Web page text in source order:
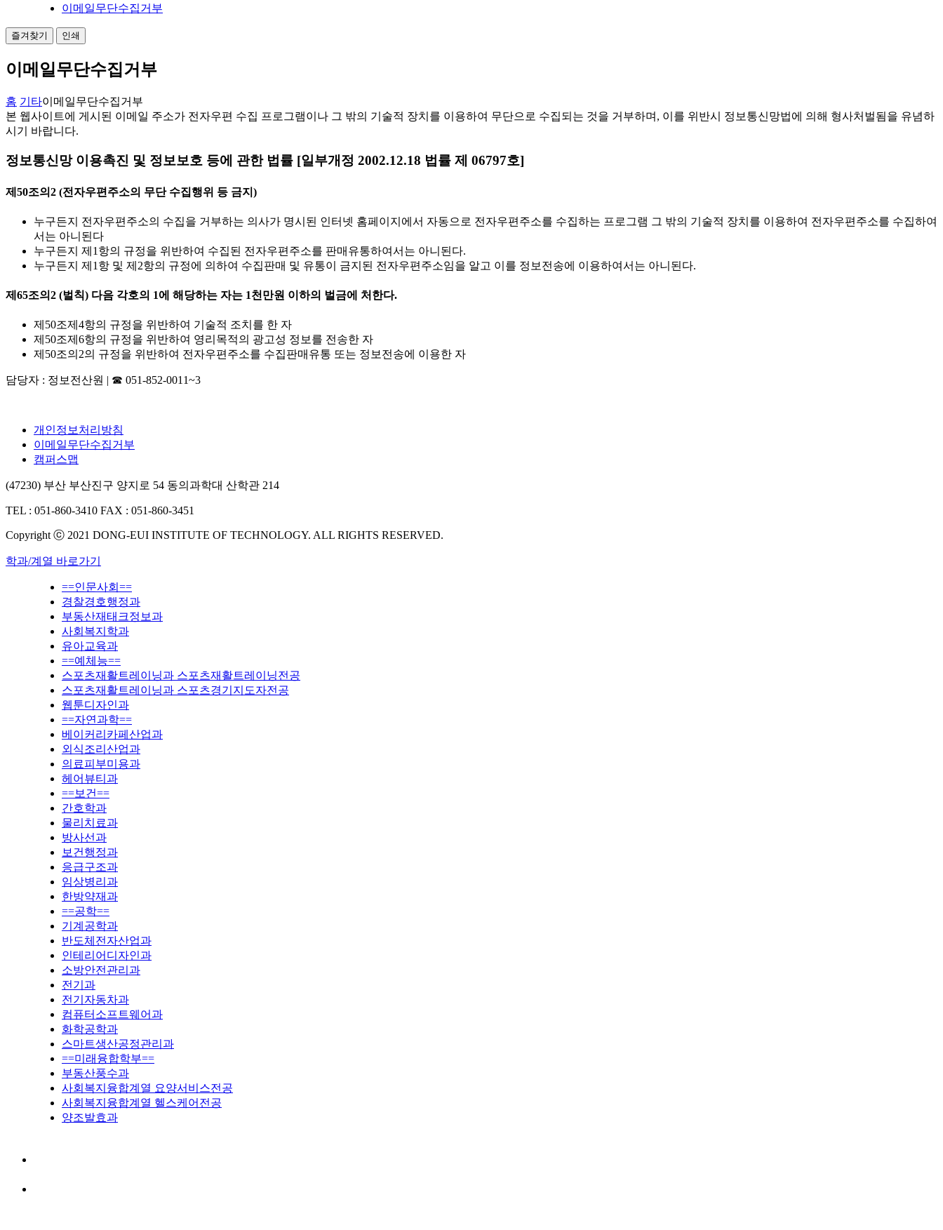
이메일무단수집거부
즐겨찾기 인쇄
이메일무단수집거부
홈 기타이메일무단수집거부
본 웹사이트에 게시된 이메일 주소가 전자우편 수집 프로그램이나 그 밖의 기술적 장치를 이용하여 무단으로 수집되는 것을 거부하며, 이를 위반시 정보통신망법에 의해 형사처벌됨을 유념하
시기 바랍니다.
정보통신망 이용촉진 및 정보보호 등에 관한 법률 [일부개정 2002.12.18 법률 제 06797호]
제50조의2 (전자우편주소의 무단 수집행위 등 금지)
누구든지 전자우편주소의 수집을 거부하는 의사가 명시된 인터넷 홈페이지에서 자동으로 전자우편주소를 수집하는 프로그램 그 밖의 기술적 장치를 이용하여 전자우편주소를 수집하여
서는 아니된다
누구든지 제1항의 규정을 위반하여 수집된 전자우편주소를 판매유통하여서는 아니된다.
누구든지 제1항 및 제2항의 규정에 의하여 수집판매 및 유통이 금지된 전자우편주소임을 알고 이를 정보전송에 이용하여서는 아니된다.
제65조의2 (벌칙) 다음 각호의 1에 해당하는 자는 1천만원 이하의 벌금에 처한다.
제50조제4항의 규정을 위반하여 기술적 조치를 한 자
제50조제6항의 규정을 위반하여 영리목적의 광고성 정보를 전송한 자
제50조의2의 규정을 위반하여 전자우편주소를 수집판매유통 또는 정보전송에 이용한 자
담당자 : 정보전산원 | ☎ 051-852-0011~3
개인정보처리방침
이메일무단수집거부
캠퍼스맵
(47230) 부산 부산진구 양지로 54 동의과학대 산학관 214
TEL : 051-860-3410 FAX : 051-860-3451
Copyright ⓒ 2021 DONG-EUI INSTITUTE OF TECHNOLOGY. ALL RIGHTS RESERVED.
학과/계열 바로가기
==인문사회==
경찰경호행정과
부동산재태크정보과
사회복지학과
유아교육과
==예체능==
스포츠재활트레이닝과 스포츠재활트레이닝전공
스포츠재활트레이닝과 스포츠경기지도자전공
웹툰디자인과
==자연과학==
베이커리카페산업과
외식조리산업과
의료피부미용과
헤어뷰티과
==보건==
간호학과
물리치료과
방사선과
보건행정과
응급구조과
임상병리과
한방약재과
==공학==
기계공학과
반도체전자산업과
인테리어디자인과
소방안전관리과
전기과
전기자동차과
컴퓨터소프트웨어과
화학공학과
스마트생산공정관리과
==미래융합학부==
부동산풍수과
사회복지융합계열 요양서비스전공
사회복지융합계열 헬스케어전공
양조발효과